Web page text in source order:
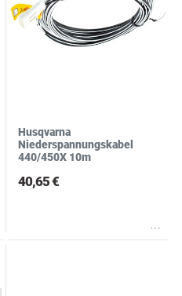
Husqvarna
Niederspannungskabel
440/450X 10m
40,65 €